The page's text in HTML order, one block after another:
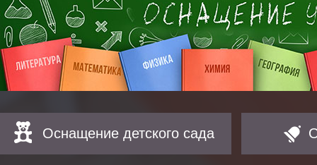
Оснащение детского сада